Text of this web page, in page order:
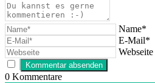
Name*
E-Mail*
Webseite
0 Kommentare